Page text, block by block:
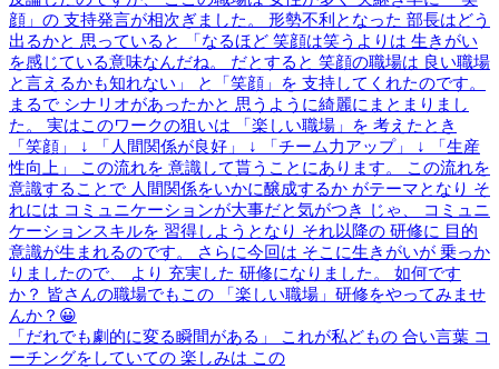
「だれでも劇的に変る瞬間がある」 これが私どもの 合い言葉 コ
ーチングをしていての 楽しみは この